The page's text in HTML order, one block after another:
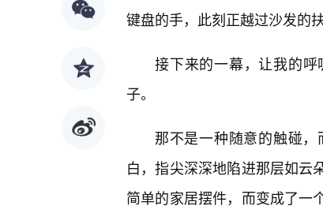
键盘的手，此刻正越过沙发的
接下来的一幕，让我的
子。
那不是一种随意的触碰
白，指尖深深地陷进那层如云
简单的家居摆件，而变成了一